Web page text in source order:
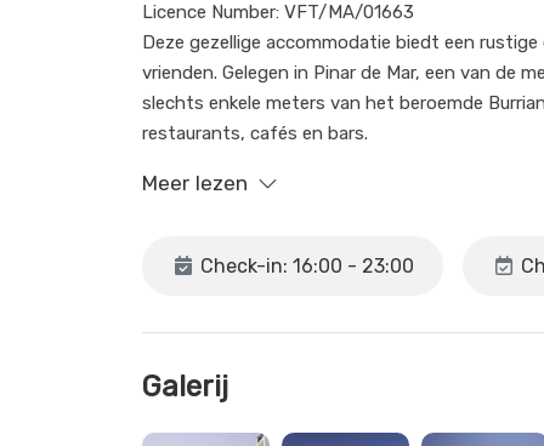
Licence Number: VFT/MA/01663
Deze gezellige accommodatie biedt een
vrienden. Gelegen in Pinar de Mar, een van de
slechts enkele meters van het beroemde
restaurants, cafés en bars.
Het appartement, gelegen op de begane grond
toegang tot het seizoensgebonden
zodat uw verblijf comfortabel en ontspannen
Wij zijn een makelaarskantoor in Nerja en
Meer lezen
Check-in: 16:00 - 23:00
Galerij